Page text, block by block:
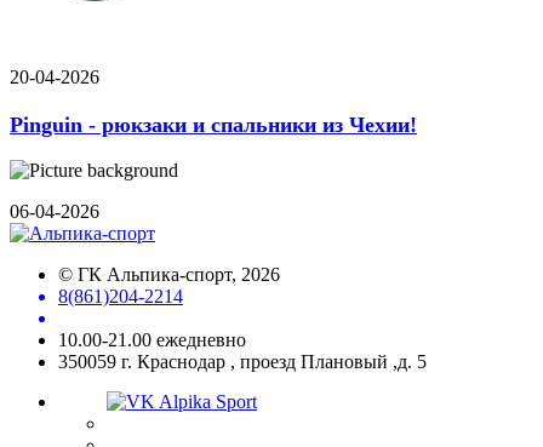
20-04-2026
Pinguin - рюкзаки и спальники из Чехии!
06-04-2026
© ГК Альпика-спорт, 2026
8(861)204-2214
10.00-21.00 ежедневно
350059 г. Краснодар , проезд Плановый ,д. 5